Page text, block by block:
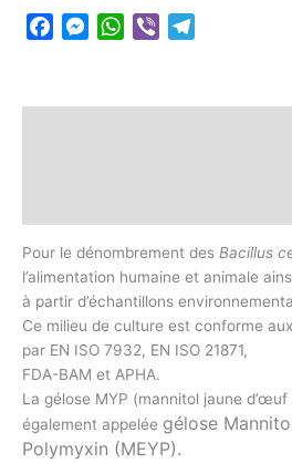
FacebookMessenger
WhatsApp
Viber
Pour le dénombrement des Bacillus
l’alimentation humaine et animale
à partir d’échantillons
Ce milieu de culture est conforme
par EN ISO 7932, EN ISO 21871,
FDA-BAM et APHA.
La gélose MYP (mannitol jaune
également appelée gélose
Polymyxin (MEYP).